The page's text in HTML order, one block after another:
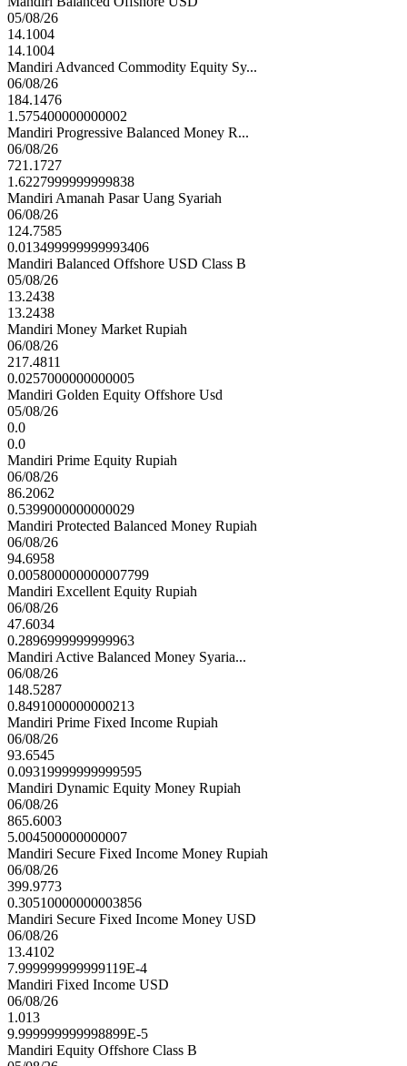
05/08/26
14.1004
14.1004
Mandiri Advanced Commodity Equity Sy...
06/08/26
184.1476
1.575400000000002
Mandiri Progressive Balanced Money R...
06/08/26
721.1727
1.6227999999999838
Mandiri Amanah Pasar Uang Syariah
06/08/26
124.7585
0.013499999999993406
Mandiri Balanced Offshore USD Class B
05/08/26
13.2438
13.2438
Mandiri Money Market Rupiah
06/08/26
217.4811
0.0257000000000005
Mandiri Golden Equity Offshore Usd
05/08/26
0.0
0.0
Mandiri Prime Equity Rupiah
06/08/26
86.2062
0.5399000000000029
Mandiri Protected Balanced Money Rupiah
06/08/26
94.6958
0.005800000000007799
Mandiri Excellent Equity Rupiah
06/08/26
47.6034
0.2896999999999963
Mandiri Active Balanced Money Syaria...
06/08/26
148.5287
0.8491000000000213
Mandiri Prime Fixed Income Rupiah
06/08/26
93.6545
0.09319999999999595
Mandiri Dynamic Equity Money Rupiah
06/08/26
865.6003
5.004500000000007
Mandiri Secure Fixed Income Money Rupiah
06/08/26
399.9773
0.30510000000003856
Mandiri Secure Fixed Income Money USD
06/08/26
13.4102
7.999999999999119E-4
Mandiri Fixed Income USD
06/08/26
1.013
9.999999999998899E-5
Mandiri Equity Offshore Class B